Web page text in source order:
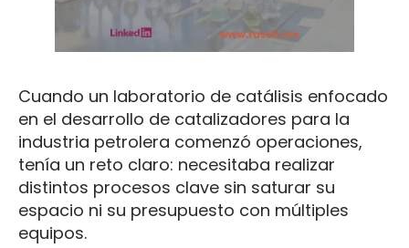
Cuando un laboratorio de catálisis enfocado
en el desarrollo de catalizadores para la
industria petrolera comenzó operaciones,
tenía un reto claro: necesitaba realizar
distintos procesos clave sin saturar su
espacio ni su presupuesto con múltiples
equipos.